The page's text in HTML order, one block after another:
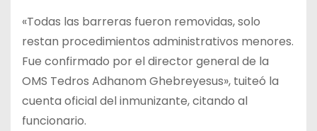
«Todas las barreras fueron removidas, solo
restan procedimientos administrativos menores.
Fue confirmado por el director general de la
OMS Tedros Adhanom Ghebreyesus», tuiteó la
cuenta oficial del inmunizante, citando al
funcionario.